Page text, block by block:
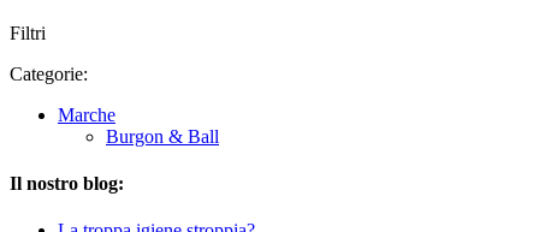
Filtri
Categorie:
Marche
Burgon & Ball
Il nostro blog: